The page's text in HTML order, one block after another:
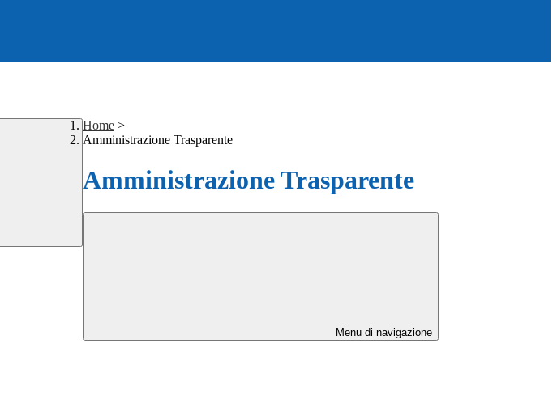
Home >
Amministrazione Trasparente
Amministrazione Trasparente
Menu di navigazione